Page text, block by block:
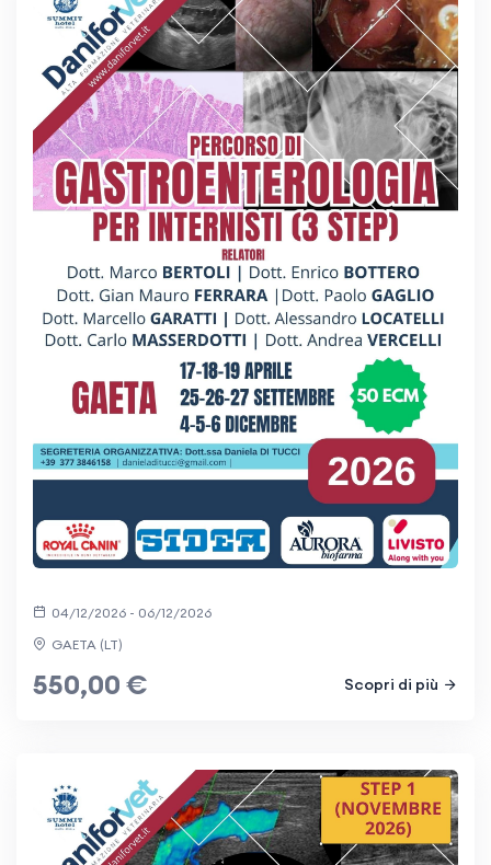
04/12/2026 - 06/12/2026
GAETA (LT)
550,00 € Scopri di più